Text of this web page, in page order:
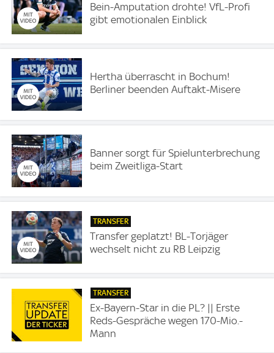
Bein-Amputation drohte! VfL-Profi
gibt emotionalen Einblick
Hertha überrascht in Bochum!
Berliner beenden Auftakt-Misere
Banner sorgt für Spielunterbrechung
beim Zweitliga-Start
TRANSFER
Transfer geplatzt! BL-Torjäger
wechselt nicht zu RB Leipzig
TRANSFER
Ex-Bayern-Star in die PL? || Erste
Reds-Gespräche wegen 170-Mio.-
Mann